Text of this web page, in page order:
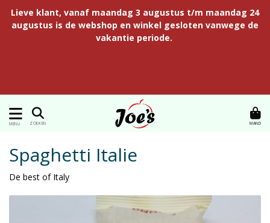
Lieve klant, vanaf maandag 3 augustus t/m maandag 24
augustus is de webshop en winkel gesloten vanwege de
vakantie periode.
MENU ZOEKEN MAND
Spaghetti Italie
De best of Italy